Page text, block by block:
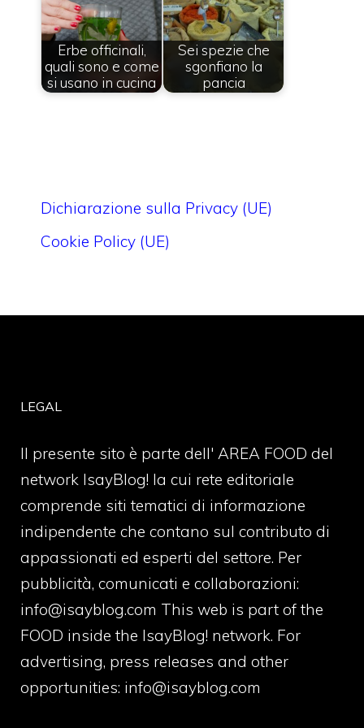
Erbe officinali,
quali sono e come
si usano in cucina
Sei spezie che
sgonfiano la
pancia
Dichiarazione sulla Privacy (UE)
Cookie Policy (UE)
LEGAL
Il presente sito è parte dell' AREA FOOD del
network IsayBlog! la cui rete editoriale
comprende siti tematici di informazione
indipendente che contano sul contributo di
appassionati ed esperti del settore. Per
pubblicità, comunicati e collaborazioni:
info@isayblog.com This web is part of the
FOOD inside the IsayBlog! network. For
advertising, press releases and other
opportunities: info@isayblog.com